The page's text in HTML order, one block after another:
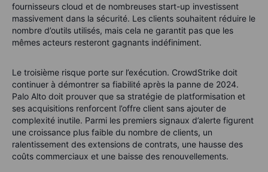
fournisseurs cloud et de nombreuses start-up investissent
massivement dans la sécurité. Les clients souhaitent réduire le
nombre d’outils utilisés, mais cela ne garantit pas que les
mêmes acteurs resteront gagnants indéfiniment.
Le troisième risque porte sur l’exécution. CrowdStrike doit
continuer à démontrer sa fiabilité après la panne de 2024.
Palo Alto doit prouver que sa stratégie de platformisation et
ses acquisitions renforcent l’offre client sans ajouter de
complexité inutile. Parmi les premiers signaux d’alerte figurent
une croissance plus faible du nombre de clients, un
ralentissement des extensions de contrats, une hausse des
coûts commerciaux et une baisse des renouvellements.